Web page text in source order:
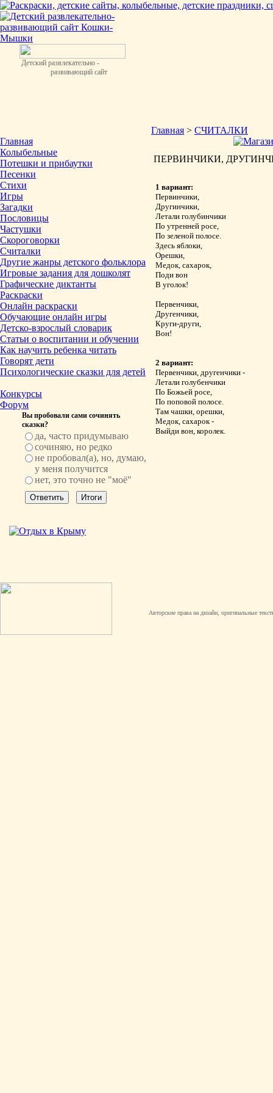
Детский развлекательно -
развивающий сайт
Главная
Колыбельные
Потешки и прибаутки
Песенки
Стихи
Игры
Загадки
Пословицы
Частушки
Скороговорки
Считалки
Другие жанры детского фольклора
Игровые задания для дошколят
Графические диктанты
Раскраски
Онлайн раскраски
Обучающие онлайн игры
Детско-взрослый словарик
Статьи о воспитании и обучении
Как научить ребенка читать
Говорят дети
Психологические сказки для детей
Конкурсы
Форум
Вы пробовали сами сочинять
сказки?
да, часто придумываю
сочиняю, но редко
не пробовал(а), но, думаю,
у меня получится
нет, это точно не "моё"
Главная > СЧИТАЛКИ
ПЕРВИНЧИКИ,
1 вариант:
Первинчики,
Другинчики,
Летали голубинчики
По утренней росе,
По зеленой полосе.
Здесь яблоки,
Орешки,
Медок, сахарок,
Поди вон
В уголок!
Первенчики,
Другенчики,
Круги-други,
Вон!
2 вариант:
Первенчики, другенчики -
Летали голубенчики
По Божьей росе,
По поповой полосе.
Там чашки, орешки,
Медок, сахарок -
Выйди вон, королек.
Авторские права на дизайн, оригинальные